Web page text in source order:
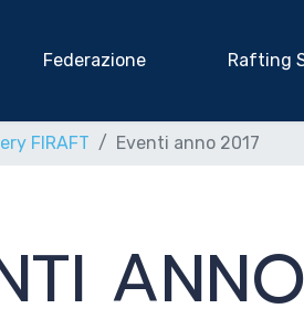
Federazione Rafting
FIRAFT Eventi anno 2017